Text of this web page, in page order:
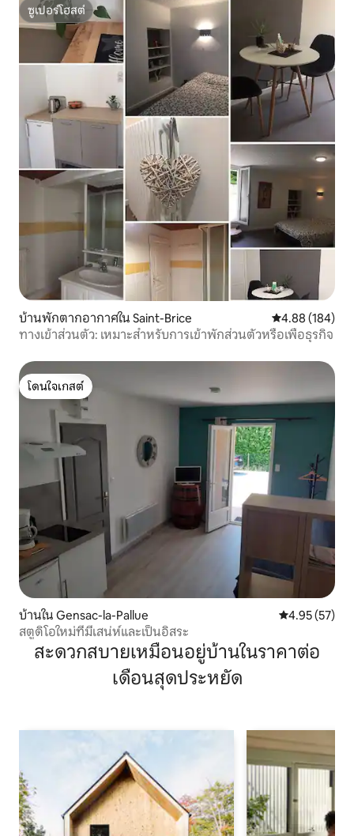
ซูเปอร์โฮสต์
ซูเปอร์โฮสต์
บ้านพักตากอากาศใน Saint-Brice คะแนนเฉลี่ย
4.88 (184)
ทางเข้าส่วนตัว: เหมาะสำหรับการเข้าพักส่วนตัวหรือเพื่อธุรกิจ
โดนใจเกสต์
โดนใจเกสต์
บ้านใน Gensac-la-Pallue คะแนนเฉลี่ย
4.95 (57)
สตูดิโอใหม่ที่มีเสน่ห์และเป็นอิสระ
สะดวกสบายเหมือนอยู่บ้านในราคาต่อ
เดือนสุดประหยัด